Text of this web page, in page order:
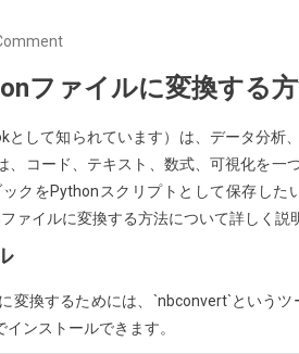
On
Notebook
コ
マ
ン
ド
ン
ファイルに変換する
として知られています）は、データ分析
コード、テキスト、数式、可視化を一
クをPythonスクリプトとして保存した
ァイルに変換する方法について詳しく説
変換するためには、`nbconvert`という
ンストールできます。